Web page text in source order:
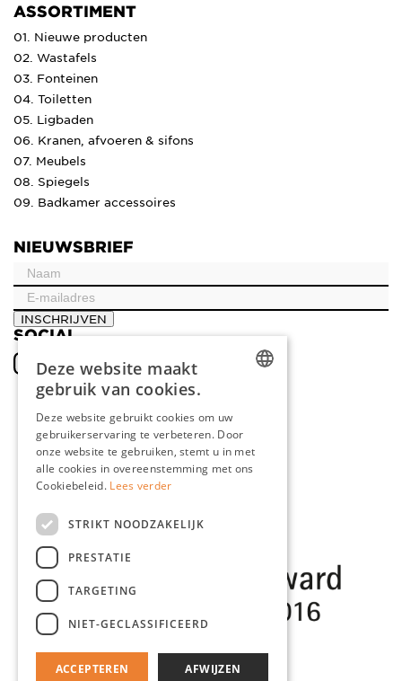
ASSORTIMENT
01. Nieuwe producten
02. Wastafels
03. Fonteinen
04. Toiletten
05. Ligbaden
06. Kranen, afvoeren & sifons
07. Meubels
08. Spiegels
09. Badkamer accessoires
NIEUWSBRIEF
INSCHRIJVEN
SOCIAL
ENGLISH
FRENCH
Deze website maakt
gebruik van cookies.
Deze website gebruikt cookies om uw
gebruikerservaring te verbeteren. Door
onze website te gebruiken, stemt u in met
alle cookies in overeenstemming met ons
Cookiebeleid. Lees verder
STRIKT NOODZAKELIJK
PRESTATIE
TARGETING
NIET-GECLASSIFICEERD
ACCEPTEREN AFWIJZEN